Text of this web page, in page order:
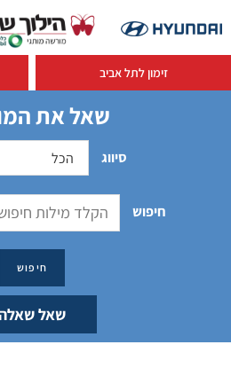
זימון לתל אביב
שאל את
סיווג
חיפוש
שאל